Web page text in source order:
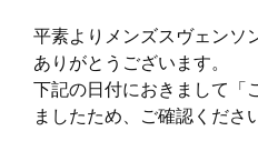
平素よりメンズスヴェンソ
ありがとうございます。
下記の日付におきまして「
ましたため、ご確認くださ